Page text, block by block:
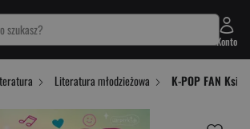
szukasz?
Konto
Literatura młodzieżowa K-POP FAN